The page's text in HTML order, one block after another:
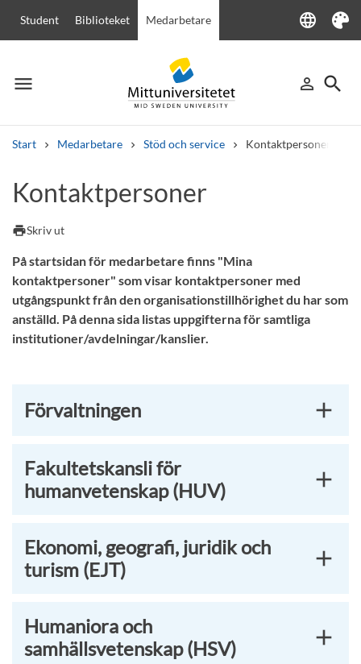
Student Biblioteket Medarbetare language
Language
Tema
menu
Meny person_outline
Logga in
search
Sök
Start Medarbetare Stöd och service Kontaktpersoner
Andra söktjänster
Kurser och program
Kontaktpersoner
printSkriv ut
På startsidan för medarbetare finns "Mina
kontaktpersoner" som visar kontaktpersoner med
utgångspunkt från den organisationstillhörighet du har som
anställd. På denna sida listas uppgifterna för samtliga
institutioner/avdelningar/kanslier.
Förvaltningen
Fakultetskansli för
humanvetenskap (HUV)
Ekonomi, geografi, juridik och
turism (EJT)
Humaniora och
samhällsvetenskap (HSV)